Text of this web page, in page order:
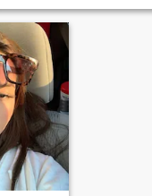
kleding voor stijlvolle
vrouwen. Europese shows en
publicaties van de collecties
van mijn auteur zijn te vinden
in de tijdschriften MARIKA,
MALVIE... Ik ben de regisseur
en scenarioschrijver van mijn
leven. Ik hou van reizen, het
ontdekken van nieuwe steden
en landen. Leer meer over de
cultuur en gewoonten van
verschillende volkeren van de
wereld. Ik droom ervan om
het anker wat tempel